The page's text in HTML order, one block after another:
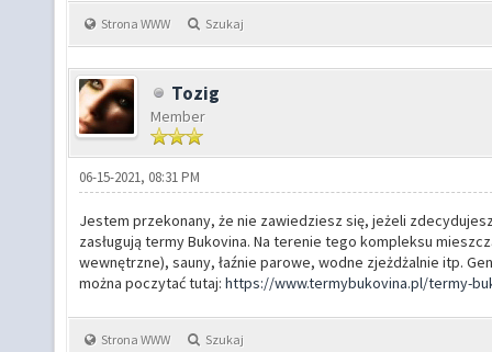
Strona WWW Szukaj
Tozig
Member
06-15-2021, 08:31 PM
Jestem przekonany, że nie zawiedziesz się, jeżeli
zasługują termy Bukovina. Na terenie tego kompleksu
wewnętrzne), sauny, łaźnie parowe, wodne zjeżdżalnie itp.
można poczytać tutaj: https://www.termybukovina.pl/termy-
Strona WWW Szukaj